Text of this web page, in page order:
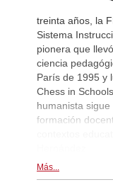
treinta años, la
Sistema
pionera que
ciencia
París de 1995 y
Chess in
humanista
formación
Más...